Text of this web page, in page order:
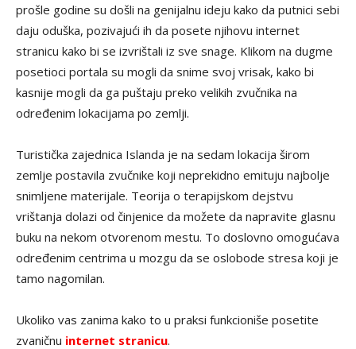
prošle godine su došli na genijalnu ideju kako da putnici sebi
daju oduška, pozivajući ih da posete njihovu internet
stranicu kako bi se izvrištali iz sve snage. Klikom na dugme
posetioci portala su mogli da snime svoj vrisak, kako bi
kasnije mogli da ga puštaju preko velikih zvučnika na
određenim lokacijama po zemlji.
Turistička zajednica Islanda je na sedam lokacija širom
zemlje postavila zvučnike koji neprekidno emituju najbolje
snimljene materijale. Teorija o terapijskom dejstvu
vrištanja dolazi od činjenice da možete da napravite glasnu
buku na nekom otvorenom mestu. To doslovno omogućava
određenim centrima u mozgu da se oslobode stresa koji je
tamo nagomilan.
Ukoliko vas zanima kako to u praksi funkcioniše posetite
zvaničnu internet stranicu.